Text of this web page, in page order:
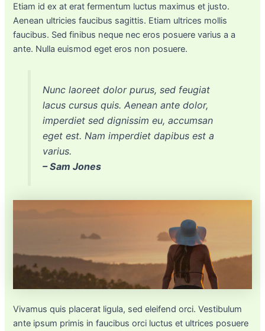
Etiam id ex at erat fermentum luctus maximus et justo.
Aenean ultricies faucibus sagittis. Etiam ultrices mollis
faucibus. Sed finibus neque nec eros posuere varius a a
ante. Nulla euismod eget eros non posuere.
Nunc laoreet dolor purus, sed feugiat
lacus cursus quis. Aenean ante dolor,
imperdiet sed dignissim eu, accumsan
eget est. Nam imperdiet dapibus est a
varius.
– Sam Jones
Vivamus quis placerat ligula, sed eleifend orci. Vestibulum
ante ipsum primis in faucibus orci luctus et ultrices posuere